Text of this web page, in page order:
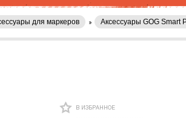
для маркеров Аксессуары GOG Smart
В ИЗБРАННОЕ